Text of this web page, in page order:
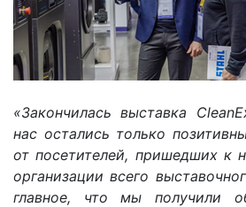
«Закончилась выставка
нас остались только
от посетителей, пришедших к
организации всего
главное, что мы получили